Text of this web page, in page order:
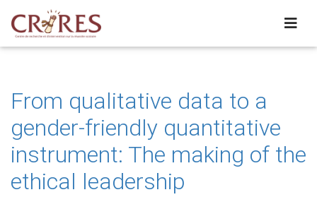
From qualitative data to a
gender-friendly quantitative
instrument: The making of the
ethical leadership